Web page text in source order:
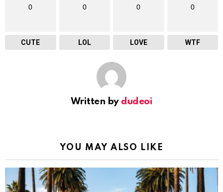
0
CUTE
0
LOL
0
LOVE
0
WTF
Written by dudeoi
YOU MAY ALSO LIKE